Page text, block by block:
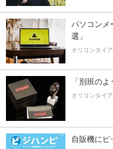
パソコンメ
選」
オリコンタイ
「別班の
オリコンタイ
自販機にピ